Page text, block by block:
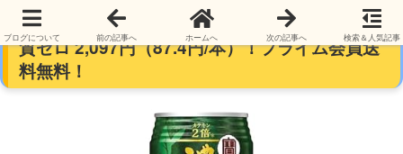
【お酒】宝焼酎の濃いお茶割り 335mlx24本 糖
質ゼロ 2,097円（87.4円/本）！プライム会員送
料無料！
ブログについて 前の記事へ ホームへ 次の記事へ 検索＆人気記事